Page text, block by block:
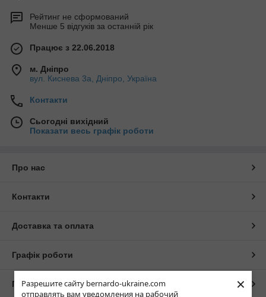
Разрешите сайту bernardo-ukraine.com
отправлять вам уведомления на рабочий
×
Рейтинг не сформований
Менше 5 відгуків за останній рік
Працює з 22.06.2018
м. Дніпро
вул. Киснева 3а, Дніпро, Україна
Контакти
Сьогодні вихідний
Показати весь графік роботи
Про нас
Контакти
Доставка та оплата
Графік роботи
Повна версія сайту